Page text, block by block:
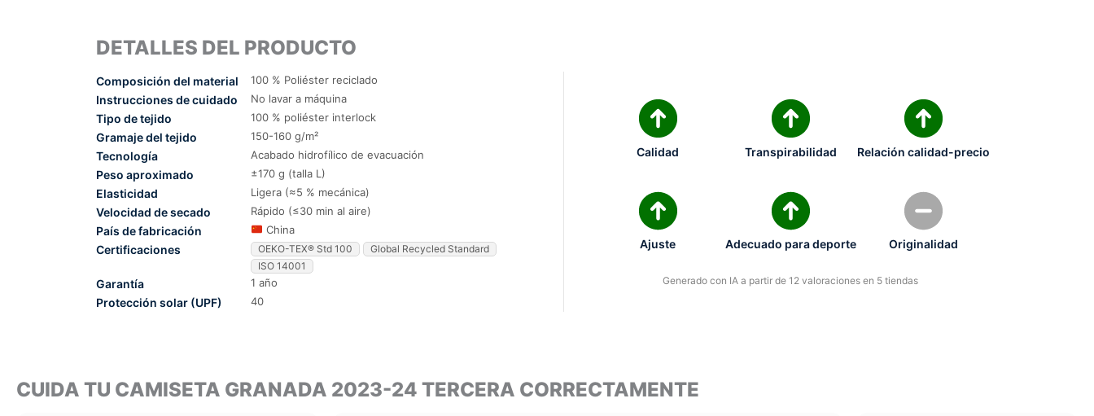
DETALLES DEL PRODUCTO
Composición del material 100 % Poliéster reciclado
Instrucciones de cuidado No lavar a máquina
Tipo de tejido 100 % poliéster interlock
Gramaje del tejido 150-160 g/m²
Tecnología Acabado hidrofílico de evacuación
Peso aproximado ±170 g (talla L)
Elasticidad Ligera (≈5 % mecánica)
Velocidad de secado Rápido (≤30 min al aire)
País de fabricación China
Certificaciones OEKO-TEX® Std 100
Global Recycled Standard
ISO 14001
Garantía 1 año
Protección solar (UPF) 40
Calidad Transpirabilidad Relación calidad-precio
Ajuste Adecuado para deporte Originalidad
Generado con IA a partir de 12 valoraciones en 5 tiendas
CUIDA TU CAMISETA GRANADA 2023-24 TERCERA CORRECTAMENTE